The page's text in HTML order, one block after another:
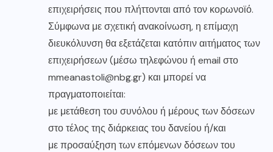
επιχειρήσεις που πλήττονται από τον κορωνοϊό.
Σύμφωνα με σχετική ανακοίνωση, η επίμαχη
διευκόλυνση θα εξετάζεται κατόπιν αιτήματος των
επιχειρήσεων (μέσω τηλεφώνου ή email στο
mmeanastoli@nbg.gr) και μπορεί να
πραγματοποιείται:
με μετάθεση του συνόλου ή μέρους των δόσεων
στο τέλος της διάρκειας του δανείου ή/και
με προσαύξηση των επόμενων δόσεων του